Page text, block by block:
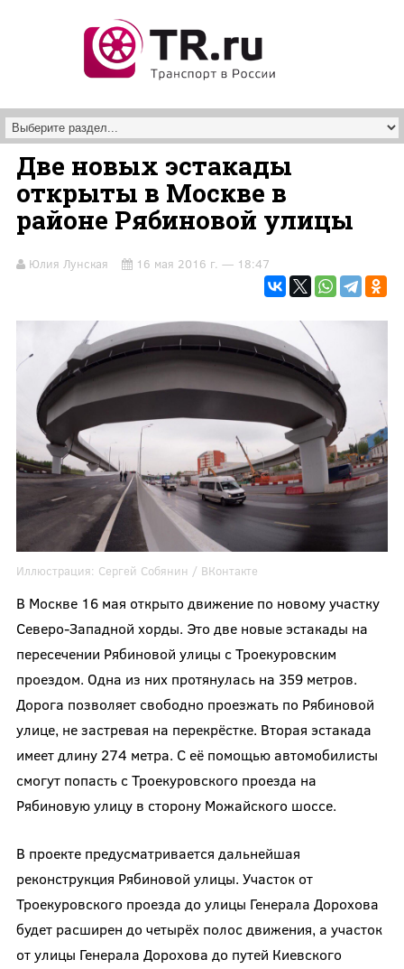
Две новых эстакады
открыты в Москве в
районе Рябиновой улицы
Юлия Лунская 16 мая 2016 г. — 18:47
Иллюстрация: Сергей Собянин / ВКонтакте
В Москве 16 мая открыто движение по новому участку
Северо-Западной хорды. Это две новые эстакады на
пересечении Рябиновой улицы с Троекуровским
проездом. Одна из них протянулась на 359 метров.
Дорога позволяет свободно проезжать по Рябиновой
улице, не застревая на перекрёстке. Вторая эстакада
имеет длину 274 метра. С её помощью автомобилисты
смогут попасть с Троекуровского проезда на
Рябиновую улицу в сторону Можайского шоссе.
В проекте предусматривается дальнейшая
реконструкция Рябиновой улицы. Участок от
Троекуровского проезда до улицы Генерала Дорохова
будет расширен до четырёх полос движения, а участок
от улицы Генерала Дорохова до путей Киевского